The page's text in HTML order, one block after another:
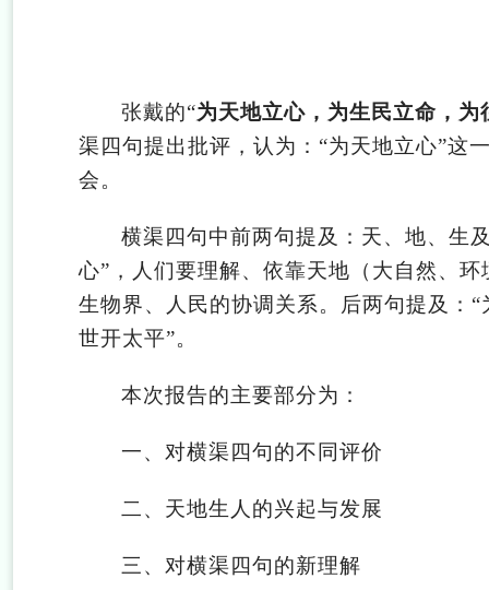
张戴的“为天地立心，为生民立命，
渠四句提出批评，认为：“为天地立心”这
会。
横渠四句中前两句提及：天、地、生
心”，人们要理解、依靠天地（大自然、
生物界、人民的协调关系。后两句提及：
世开太平”。
本次报告的主要部分为：
一、对横渠四句的不同评价
二、天地生人的兴起与发展
三、对横渠四句的新理解